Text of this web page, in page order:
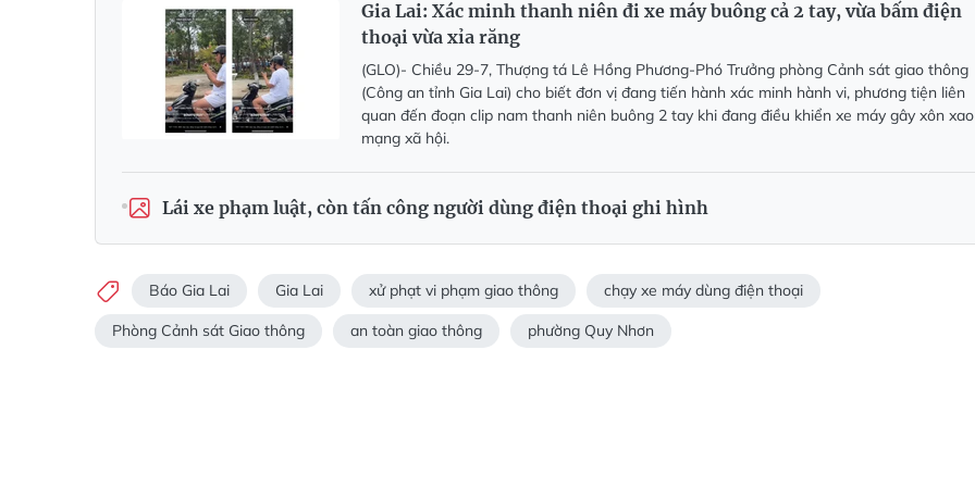
Gia Lai: Xác minh thanh niên đi xe máy buông cả 2 tay, vừa bấm điện
thoại vừa xỉa răng
(GLO)- Chiều 29-7, Thượng tá Lê Hồng Phương-Phó Trưởng phòng Cảnh sát giao thông
(Công an tỉnh Gia Lai) cho biết đơn vị đang tiến hành xác minh hành vi, phương tiện liên
quan đến đoạn clip nam thanh niên buông 2 tay khi đang điều khiển xe máy gây xôn xao
mạng xã hội.
Lái xe phạm luật, còn tấn công người dùng điện thoại ghi hình
Báo Gia Lai Gia Lai xử phạt vi phạm giao thông chạy xe máy dùng điện thoại
Phòng Cảnh sát Giao thông an toàn giao thông phường Quy Nhơn